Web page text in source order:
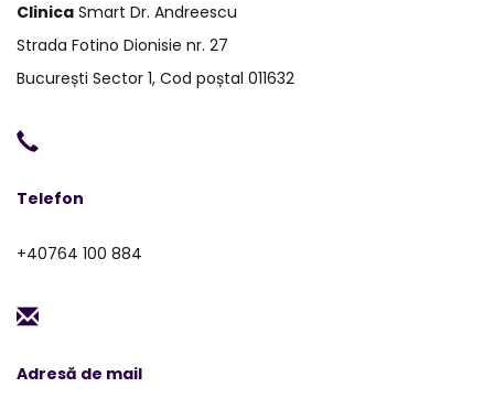
Clinica Smart Dr. Andreescu
Strada Fotino Dionisie nr. 27
București Sector 1, Cod poștal 011632
Telefon
+40764 100 884
Adresă de mail